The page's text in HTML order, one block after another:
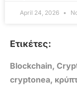
April 24, 2026
Ετικέτες:
Blockchain,
cryptonea,